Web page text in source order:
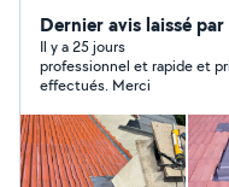
Dernier avis laissé
Il y a 25 jours
professionnel et rapide et
effectués. Merci